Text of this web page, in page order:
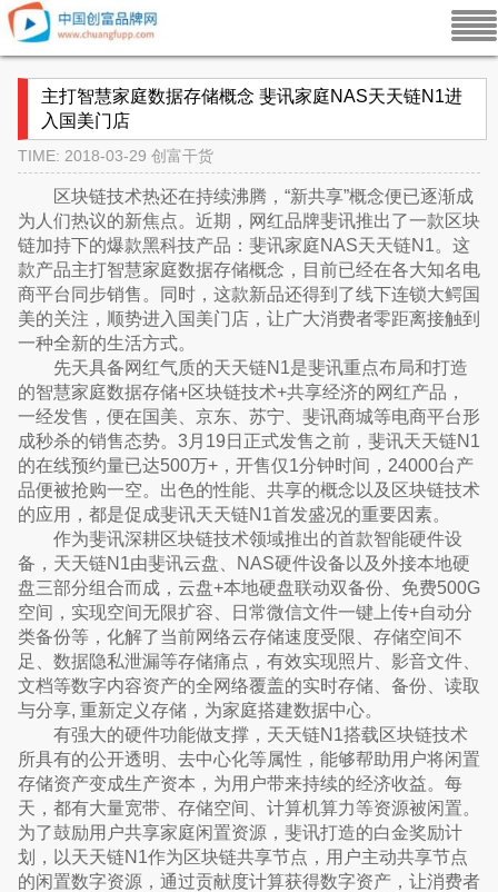
主打智慧家庭数据存储概念 斐讯家庭NAS天天链N1进
入国美门店
TIME: 2018-03-29 创富干货
区块链技术热还在持续沸腾，“新共享”概念便已逐渐成
为人们热议的新焦点。近期，网红品牌斐讯推出了一款区块
链加持下的爆款黑科技产品：斐讯家庭NAS天天链N1。这
款产品主打智慧家庭数据存储概念，目前已经在各大知名电
商平台同步销售。同时，这款新品还得到了线下连锁大鳄国
美的关注，顺势进入国美门店，让广大消费者零距离接触到
一种全新的生活方式。
先天具备网红气质的天天链N1是斐讯重点布局和打造
的智慧家庭数据存储+区块链技术+共享经济的网红产品，
一经发售，便在国美、京东、苏宁、斐讯商城等电商平台形
成秒杀的销售态势。3月19日正式发售之前，斐讯天天链N1
的在线预约量已达500万+，开售仅1分钟时间，24000台产
品便被抢购一空。出色的性能、共享的概念以及区块链技术
的应用，都是促成斐讯天天链N1首发盛况的重要因素。
作为斐讯深耕区块链技术领域推出的首款智能硬件设
备，天天链N1由斐讯云盘、NAS硬件设备以及外接本地硬
盘三部分组合而成，云盘+本地硬盘联动双备份、免费500G
空间，实现空间无限扩容、日常微信文件一键上传+自动分
类备份等，化解了当前网络云存储速度受限、存储空间不
足、数据隐私泄漏等存储痛点，有效实现照片、影音文件、
文档等数字内容资产的全网络覆盖的实时存储、备份、读取
与分享, 重新定义存储，为家庭搭建数据中心。
有强大的硬件功能做支撑，天天链N1搭载区块链技术
所具有的公开透明、去中心化等属性，能够帮助用户将闲置
存储资产变成生产资本，为用户带来持续的经济收益。每
天，都有大量宽带、存储空间、计算机算力等资源被闲置。
为了鼓励用户共享家庭闲置资源，斐讯打造的白金奖励计
划，以天天链N1作为区块链共享节点，用户主动共享节点
的闲置数字资源，通过贡献度计算获得数字资产，让消费者